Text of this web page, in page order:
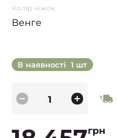
Колір ніжок
Венге
В наявності 1 шт
грн